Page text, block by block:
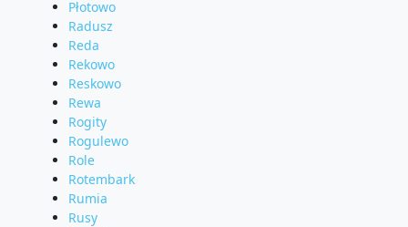
Płotowo
Radusz
Reda
Rekowo
Reskowo
Rewa
Rogity
Rogulewo
Role
Rotembark
Rumia
Rusy